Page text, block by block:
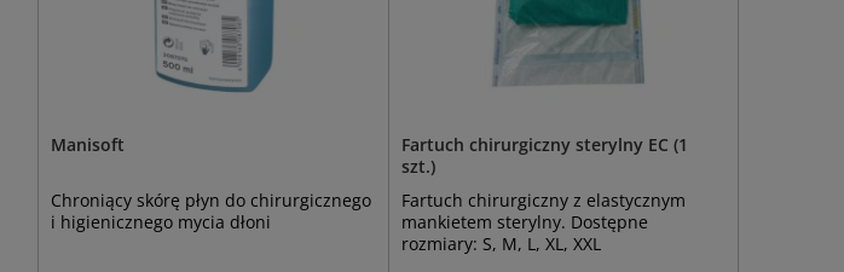
Manisoft
Chroniący skórę płyn do chirurgicznego
i higienicznego mycia dłoni
Fartuch chirurgiczny sterylny EC (1
szt.)
Fartuch chirurgiczny z elastycznym
mankietem sterylny. Dostępne
rozmiary: S, M, L, XL, XXL